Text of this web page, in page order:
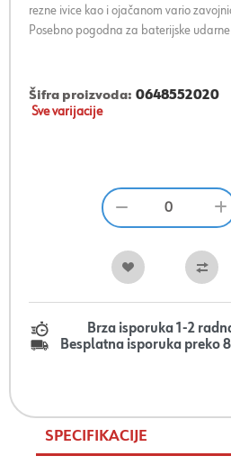
rezne ivice kao i ojačanom vario
Posebno pogodna za baterijske
Šifra proizvoda: 0648552020
Sve varijacije
Brza isporuka 1-2
Besplatna isporuka preko
SPECIFIKACIJE